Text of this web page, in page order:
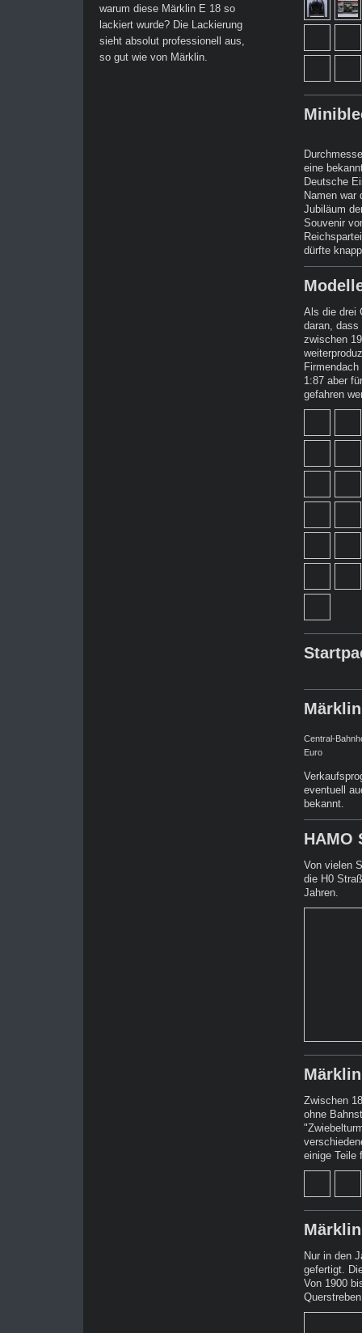
eine
Deutsche
Namen war
Jubiläum
Souvenir
dürfte
Als die drei
daran, dass
zwischen
1:87 aber
gefahren
Central-
Euro
eventuell
bekannt.
HAMO
Von vielen
die H0
Jahren.
Zwischen
ohne
einige Teile
Nur in den
gefertigt.
Von 1900
warum diese Märklin E 18 so
lackiert wurde? Die Lackierung
sieht absolut professionell aus,
so gut wie von Märklin.